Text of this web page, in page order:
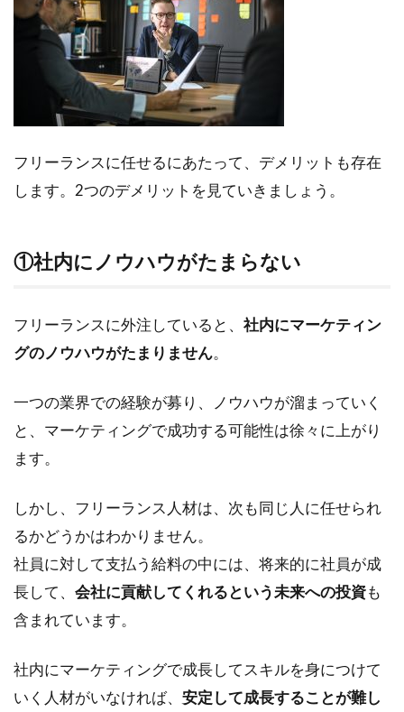
フリーランスに任せるにあたって、デメリットも存在
します。2つのデメリットを見ていきましょう。
①社内にノウハウがたまらない
フリーランスに外注していると、 社内にマーケティン
グのノウハウがたまりません。
一つの業界での経験が募り、ノウハウが溜まっていく
と、マーケティングで成功する可能性は徐々に上がり
ます。
しかし、フリーランス人材は、次も同じ人に任せられ
るかどうかはわかりません。
社員に対して支払う給料の中には、将来的に社員が成
長して、 会社に貢献してくれるという未来への投資も
含まれています。
社内にマーケティングで成長してスキルを身につけて
いく人材がいなければ、 安定して成長することが難し